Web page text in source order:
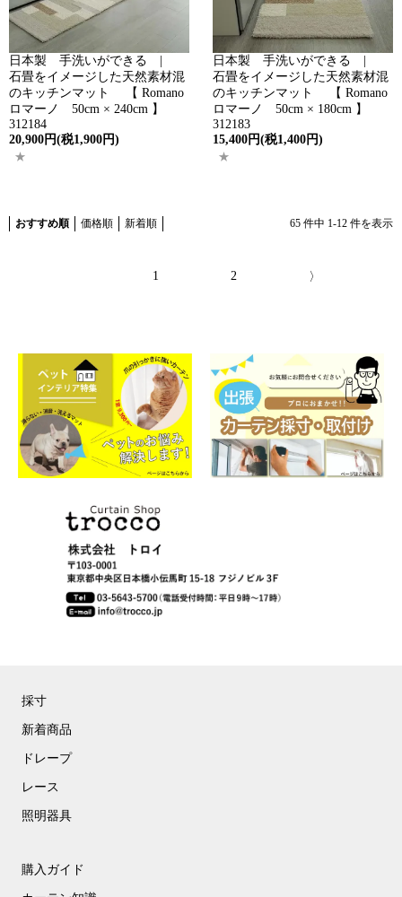
日本製 手洗いができる |
石畳をイメージした天然素材混
のキッチンマット 【 Romano
ロマーノ 50cm × 240cm 】
312184
20,900円(税1,900円)
日本製 手洗いができる |
石畳をイメージした天然素材混
のキッチンマット 【 Romano
ロマーノ 50cm × 180cm 】
312183
15,400円(税1,400円)
おすすめ順 価格順 新着順 65 件中 1-12 件を表示
1 2
採寸
新着商品
ドレープ
レース
照明器具
購入ガイド